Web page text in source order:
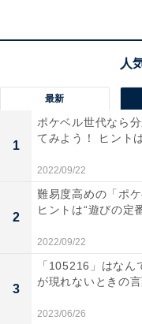
【漢字
最新
1
ポケベル世代なら
てみよう！ ヒント
2022/09/22
2
難易度高めの「ポ
ヒントは“遊びの定
2022/09/22
3
「105216」はな
が現れないときの
2023/06/26